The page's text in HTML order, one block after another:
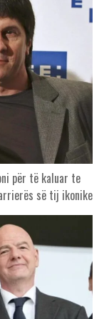
për të kaluar te
së tij ikonike